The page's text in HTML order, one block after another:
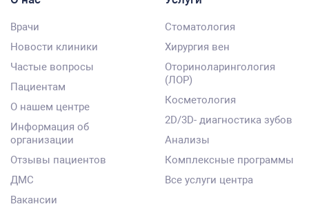
Врачи
Новости клиники
Частые вопросы
Пациентам
О нашем центре
Информация об
организации
Отзывы пациентов
ДМС
Вакансии
Стоматология
Хирургия вен
Оториноларингология
(ЛОР)
Косметология
2D/3D- диагностика зубов
Анализы
Комплексные программы
Все услуги центра